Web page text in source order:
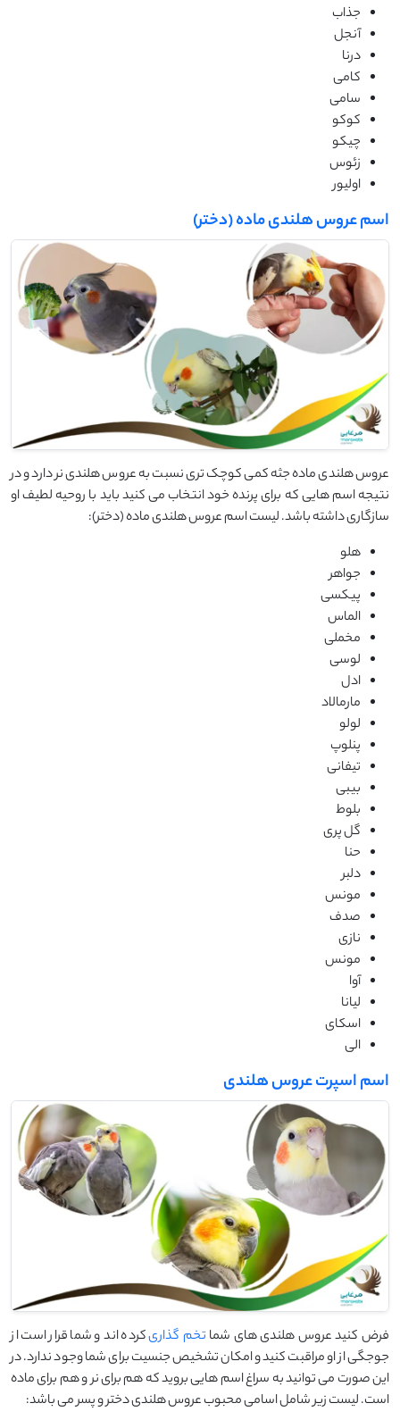
جذاب
آنجل
درنا
کامی
سامی
کوکو
چیکو
زئوس
اولیور
اسم عروس هلندی ماده (دختر)
عروس هلندی ماده جثه کمی کوچک تری نسبت به عروس هلندی نر دارد و در
نتیجه اسم هایی که برای پرنده خود انتخاب می کنید باید با روحیه لطیف او
سازگاری داشته باشد. لیست اسم عروس هلندی ماده (دختر):
هلو
جواهر
پیکسی
الماس
مخملی
لوسی
ادل
مارمالاد
لولو
پنلوپ
تیفانی
بیبی
بلوط
گل پری
حنا
دلبر
مونس
صدف
نازی
مونس
آوا
لیانا
اسکای
الی
اسم اسپرت عروس هلندی
فرض کنید عروس هلندی های شما تخم گذاریکرده اند و شما قرار است از
جوجگی از او مراقبت کنید و امکان تشخیص جنسیت برای شما وجود ندارد. در
این صورت می توانید به سراغ اسم هایی بروید که هم برای نر و هم برای ماده
است. لیست زیر شامل اسامی محبوب عروس هلندی دختر و پسر می باشد: